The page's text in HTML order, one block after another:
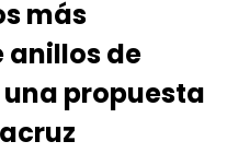
más
anillos de
propuesta